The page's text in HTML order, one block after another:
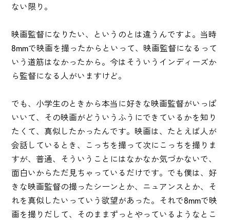
ない限り。
映画監督になりたい、というのとは違うんですよ。当時
8mmで映画を撮ったからといって、映画監督になるって
いう道筋はなかったから。今はそういうインディーズか
ら監督になる人がいますけど。
でも、小学生のときから本当に好きな映画監督がいっぱ
いいて、その映画がどういうふうにできているかを知り
たくて、真似したかったんです。映画は、たとえば人が
会話しているとき、こっちを撮って次にこっちを撮りま
すが、普通、そういうことにはなかなか気づかないで、
面白いからただ見ちゃっているだけです。でも僕は、好
きな映画監督の撮ったシーンとか、ニュアンスとか、そ
れを真似したいっていう欲望があった。それで8mmで映
画を撮りだして、そのままずっとやっているようなとこ